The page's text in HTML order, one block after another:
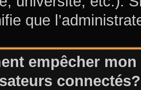
que
empêcher
connectés?